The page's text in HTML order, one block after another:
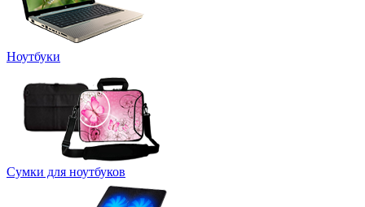
Ноутбуки
Сумки для ноутбуков